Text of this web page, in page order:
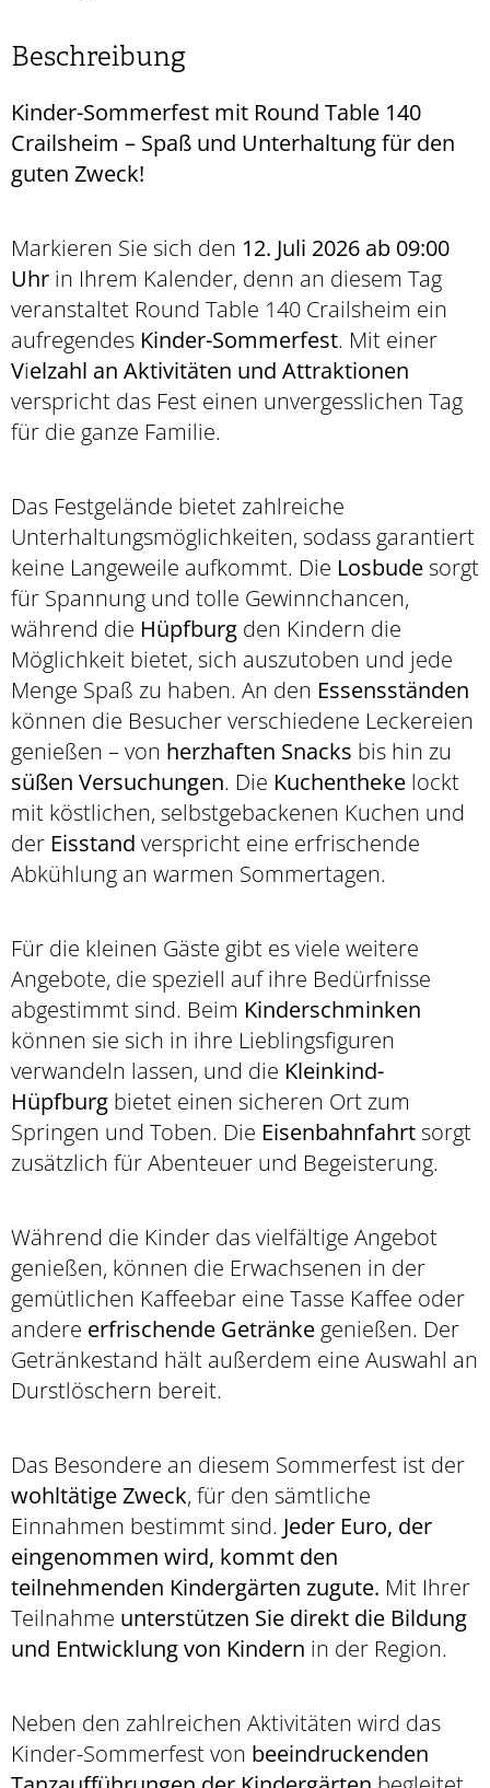
Beschreibung
Kinder-Sommerfest mit Round Table 140
Crailsheim – Spaß und Unterhaltung für den
guten Zweck!
Markieren Sie sich den 12. Juli 2026 ab 09:00
Uhr in Ihrem Kalender, denn an diesem Tag
veranstaltet Round Table 140 Crailsheim ein
aufregendes Kinder-Sommerfest. Mit einer
Vielzahl an Aktivitäten und Attraktionen
verspricht das Fest einen unvergesslichen Tag
für die ganze Familie.
Das Festgelände bietet zahlreiche
Unterhaltungsmöglichkeiten, sodass garantiert
keine Langeweile aufkommt. Die Losbude sorgt
für Spannung und tolle Gewinnchancen,
während die Hüpfburg den Kindern die
Möglichkeit bietet, sich auszutoben und jede
Menge Spaß zu haben. An den Essensständen
können die Besucher verschiedene Leckereien
genießen – von herzhaften Snacks bis hin zu
süßen Versuchungen. Die Kuchentheke lockt
mit köstlichen, selbstgebackenen Kuchen und
der Eisstand verspricht eine erfrischende
Abkühlung an warmen Sommertagen.
Für die kleinen Gäste gibt es viele weitere
Angebote, die speziell auf ihre Bedürfnisse
abgestimmt sind. Beim Kinderschminken
können sie sich in ihre Lieblingsfiguren
verwandeln lassen, und die Kleinkind-
Hüpfburg bietet einen sicheren Ort zum
Springen und Toben. Die Eisenbahnfahrt sorgt
zusätzlich für Abenteuer und Begeisterung.
Während die Kinder das vielfältige Angebot
genießen, können die Erwachsenen in der
gemütlichen Kaffeebar eine Tasse Kaffee oder
andere erfrischende Getränke genießen. Der
Getränkestand hält außerdem eine Auswahl an
Durstlöschern bereit.
Das Besondere an diesem Sommerfest ist der
wohltätige Zweck, für den sämtliche
Einnahmen bestimmt sind. Jeder Euro, der
eingenommen wird, kommt den
teilnehmenden Kindergärten zugute. Mit Ihrer
Teilnahme unterstützen Sie direkt die Bildung
und Entwicklung von Kindern in der Region.
Neben den zahlreichen Aktivitäten wird das
Kinder-Sommerfest von beeindruckenden